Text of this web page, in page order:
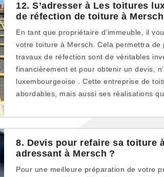
12. S’adresser à Les toitures
de réfection de toiture à
En tant que propriétaire d’immeuble, il
votre toiture à Mersch. Cela permettra de
travaux de réfection sont de véritables
financièrement et pour obtenir un devis,
luxembourgeoise . Cette entreprise de
abordables, mais aussi ses réalisations
8. Devis pour refaire sa toiture
adressant à Mersch ?
Pour une meilleure préparation de votre